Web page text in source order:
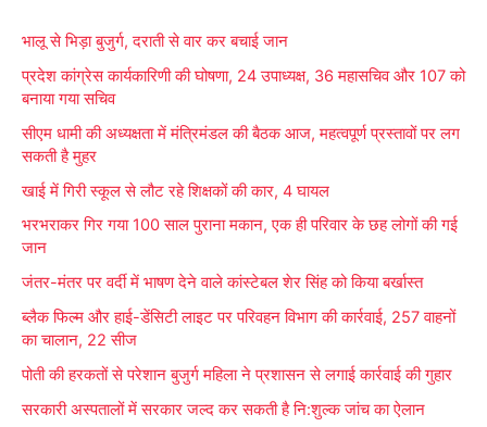
c
h
f
o
भालू से भिड़ा बुजुर्ग, दराती से वार कर बचाई जान
प्रदेश कांग्रेस कार्यकारिणी की घोषणा, 24 उपाध्यक्ष, 36 महासचिव और 107 को
बनाया गया सचिव
सीएम धामी की अध्यक्षता में मंत्रिमंडल की बैठक आज, महत्वपूर्ण प्रस्तावों पर लग
सकती है मुहर
खाई में गिरी स्कूल से लौट रहे शिक्षकों की कार, 4 घायल
भरभराकर गिर गया 100 साल पुराना मकान, एक ही परिवार के छह लोगों की गई
जान
जंतर-मंतर पर वर्दी में भाषण देने वाले कांस्टेबल शेर सिंह को किया बर्खास्त
ब्लैक फिल्म और हाई-डेंसिटी लाइट पर परिवहन विभाग की कार्रवाई, 257 वाहनों
का चालान, 22 सीज
पोती की हरकतों से परेशान बुजुर्ग महिला ने प्रशासन से लगाई कार्रवाई की गुहार
सरकारी अस्पतालों में सरकार जल्द कर सकती है नि:शुल्क जांच का ऐलान